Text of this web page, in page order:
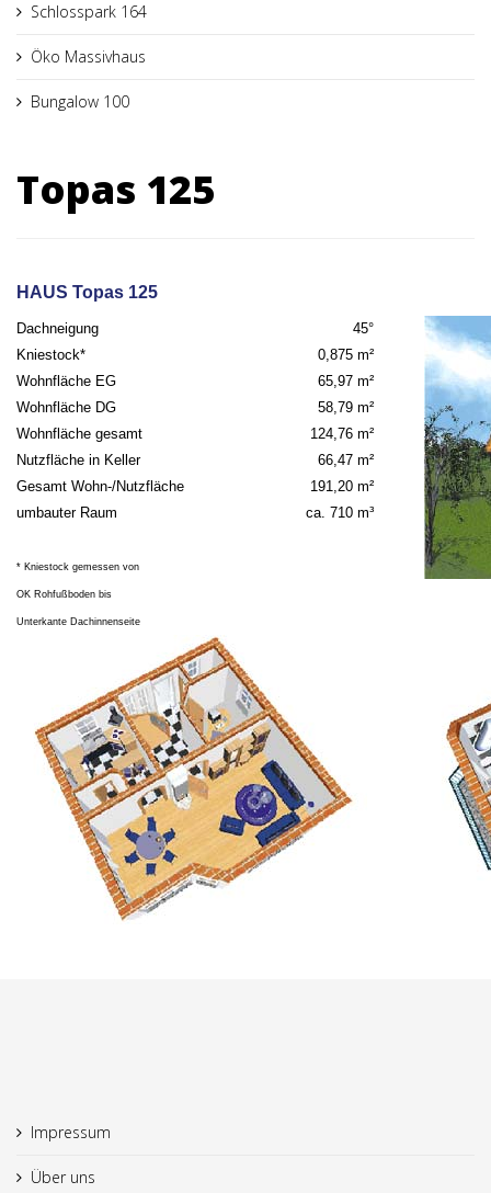
Schlosspark 164
Öko Massivhaus
Bungalow 100
Topas 125
HAUS Topas 125
Dachneigung
Kniestock*
Wohnfläche EG
Wohnfläche DG
Wohnfläche gesamt
Nutzfläche in Keller
Gesamt Wohn-/Nutzfläche
umbauter Raum
* Kniestock gemessen von
OK Rohfußboden bis
Unterkante Dachinnenseite
45°
0,875 m²
65,97 m²
58,79 m²
124,76 m²
66,47 m²
191,20 m²
ca. 710 m³
Impressum
Über uns